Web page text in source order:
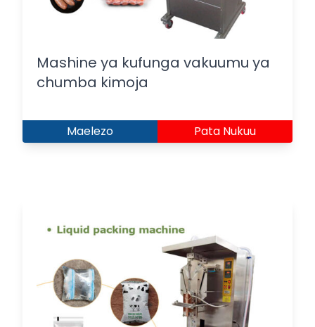
Mashine ya kufunga vakuumu ya
chumba kimoja
Maelezo Pata Nukuu